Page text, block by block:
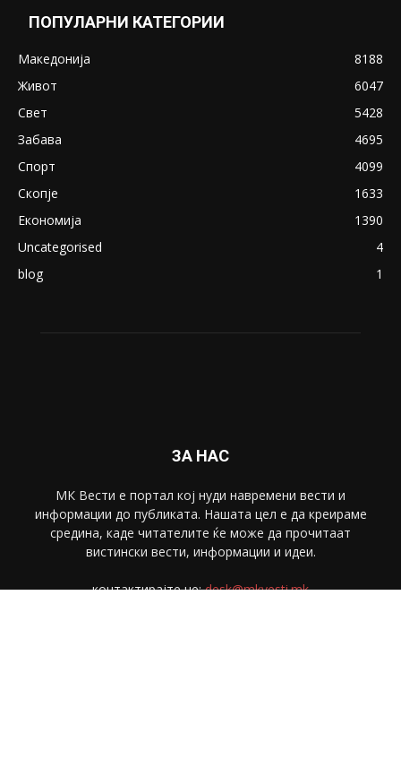
ПОПУЛАРНИ КАТЕГОРИИ
Македонија
8188
Живот
6047
Свет
5428
Забава
4695
Спорт
4099
Скопје
1633
Економија
1390
Uncategorised
4
blog
1
ЗА НАС
МК Вести е портал коj нуди навремени вести и
информации до публиката. Нашата цел е да креираме
средина, каде читателите ќе може да прочитаат
вистински вести, информации и идеи.
контактирајте не:desk@mkvesti.mk